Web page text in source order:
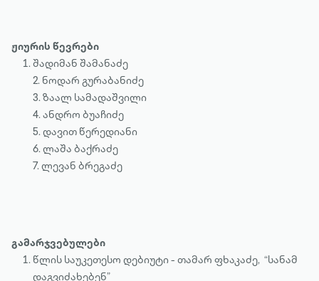
2011
2015
2016
2019
2020
2023
2024
ჟიურის წევრები
შადიმან შამანაძე
2. ნოდარ გურაბანიძე
3. ზაალ სამადაშვილი
4. ანდრო ბუაჩიძე
5. დავით წერედიანი
6. ლაშა ბაქრაძე
7. ლევან ბრეგაძე
გამარჯვებულები
წლის საუკეთესო დებიუტი - თამარ ფხაკაძე, “სანამ
დაგვიძახებენ”